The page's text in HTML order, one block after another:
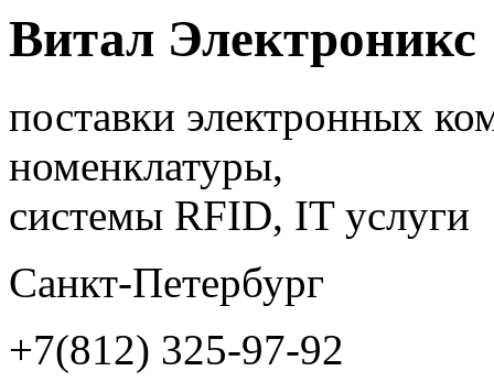
Витал Электроникс
поставки электронных
номенклатуры,
системы RFID, IT услуги
Санкт-Петербург
+7(812) 325-97-92